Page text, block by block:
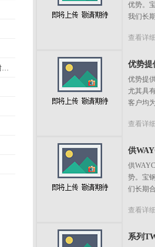
10款MTZ数字模块全面推出 施耐德电气全效助力数字化运维
优势。
我们长
查看详
优势提
优势提
尤其具
客户均
查看详
供
供
势。宝
们长期
查看详
系列